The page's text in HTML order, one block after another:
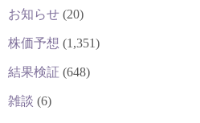
お知らせ (20)
株価予想 (1,351)
結果検証 (648)
雑談 (6)